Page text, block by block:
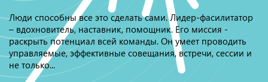
Люди способны все это сделать сами. Лидер-фасилитатор
– вдохновитель, наставник, помощник. Его миссия -
раскрыть потенциал всей команды. Он умеет проводить
управляемые, эффективные совещания, встречи, сессии и
не только...